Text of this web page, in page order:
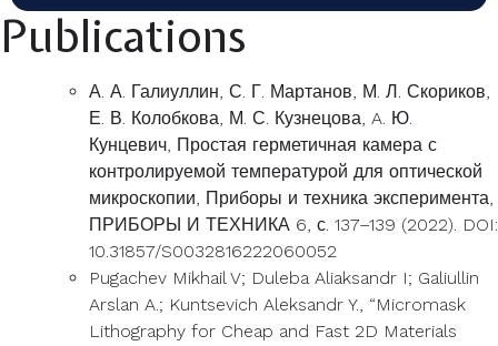
Publications
А. А. Галиуллин, С. Г. Мартанов, М. Л. Скориков,
Е. В. Колобкова, М. С. Кузнецова, A. Ю.
Кунцевич, Простая герметичная камера с
контролируемой температурой для оптической
микроскопии, Приборы и техника эксперимента,
ПРИБОРЫ И ТЕХНИКА 6, с. 137–139 (2022). DOI:
10.31857/S0032816222060052
Pugachev Mikhail V; Duleba Aliaksandr I; Galiullin
Arslan A.; Kuntsevich Aleksandr Y., “Micromask
Lithography for Cheap and Fast 2D Materials